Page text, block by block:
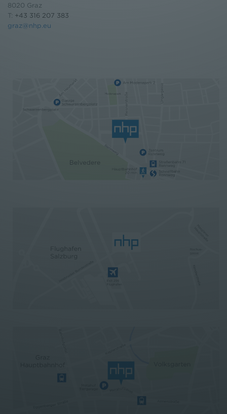
8020 Graz
T: +43 316 207 383
graz@nhp.eu